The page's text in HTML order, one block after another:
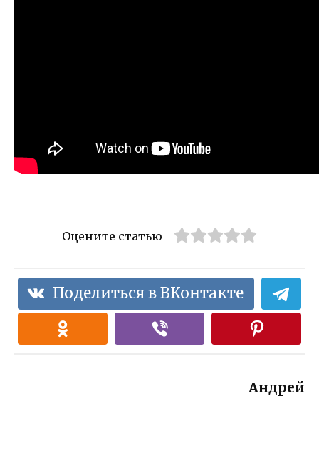
Оцените статью
Поделиться в ВКонтакте
Андрей